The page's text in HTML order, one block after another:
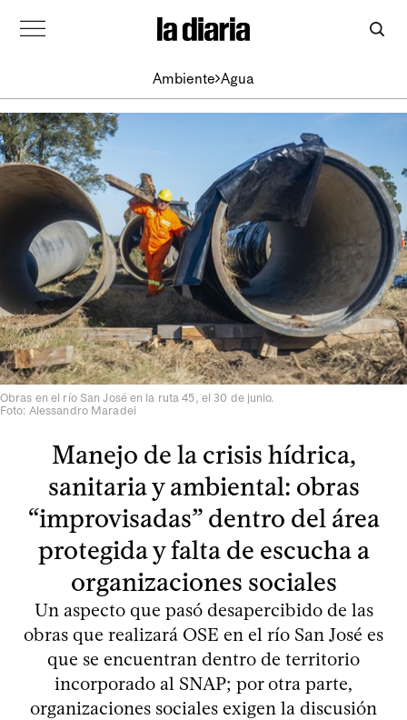
Ambiente Agua
Obras en el río San José en la ruta 45, el 30 de junio.
Foto: Alessandro Maradei
Manejo de la crisis hídrica,
sanitaria y ambiental: obras
“improvisadas” dentro del área
protegida y falta de escucha a
organizaciones sociales
Un aspecto que pasó desapercibido de las
obras que realizará OSE en el río San José es
que se encuentran dentro de territorio
incorporado al SNAP; por otra parte,
organizaciones sociales exigen la discusión